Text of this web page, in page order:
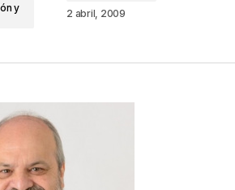
correo electrónico no será
campos obligatorios están
y
2 abril, 2009